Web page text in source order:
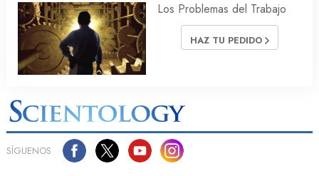
Los Problemas del Trabajo
HAZ TU PEDIDO
SÍGUENOS